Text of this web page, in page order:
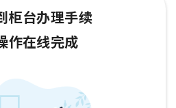
柜台办理手续
作在线完成